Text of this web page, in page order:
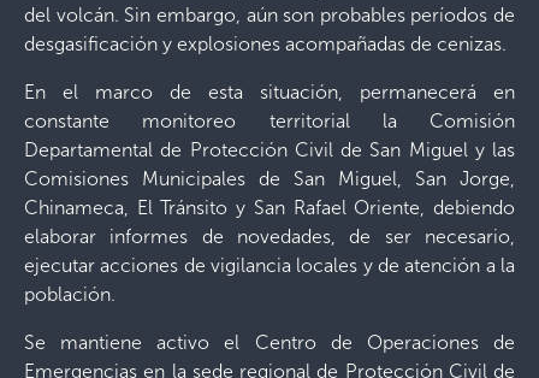
del volcán. Sin embargo, aún son probables períodos de
desgasificación y explosiones acompañadas de cenizas.
En el marco de esta situación, permanecerá en
constante monitoreo territorial la Comisión
Departamental de Protección Civil de San Miguel y las
Comisiones Municipales de San Miguel, San Jorge,
Chinameca, El Tránsito y San Rafael Oriente, debiendo
elaborar informes de novedades, de ser necesario,
ejecutar acciones de vigilancia locales y de atención a la
población.
Se mantiene activo el Centro de Operaciones de
Emergencias en la sede regional de Protección Civil de